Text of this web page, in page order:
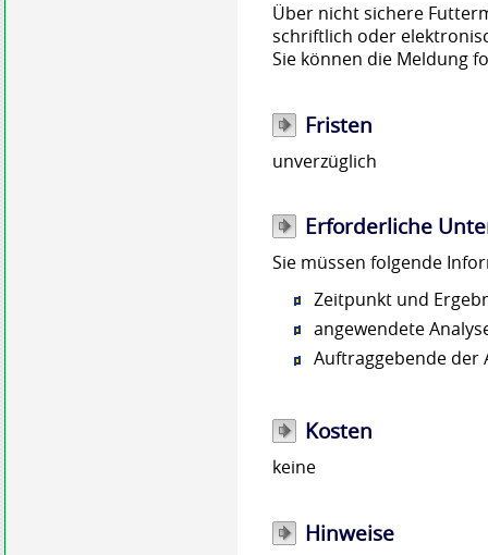
Über nicht sichere
schriftlich oder
Sie können die Meldung
Fristen
unverzüglich
Erforderliche
Sie müssen folgende
Zeitpunkt und
angewendete
Auftraggebende der
Kosten
keine
Hinweise